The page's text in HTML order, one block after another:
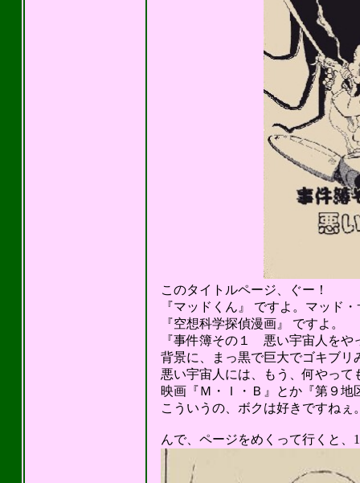
このタイトルページ、ぐー！
『マッドくん』 ですよ。マッド
『空想科学探偵漫画』 ですよ。
『事件簿その１ 悪い宇宙人をや
背景に、まっ黒で巨大でゴキブリ
悪い宇宙人には、もう、何やって
映画『Ｍ・Ｉ・Ｂ』とか『第９地
こういうの、ボクは好きですねぇ
んで、ページをめくって行くと、